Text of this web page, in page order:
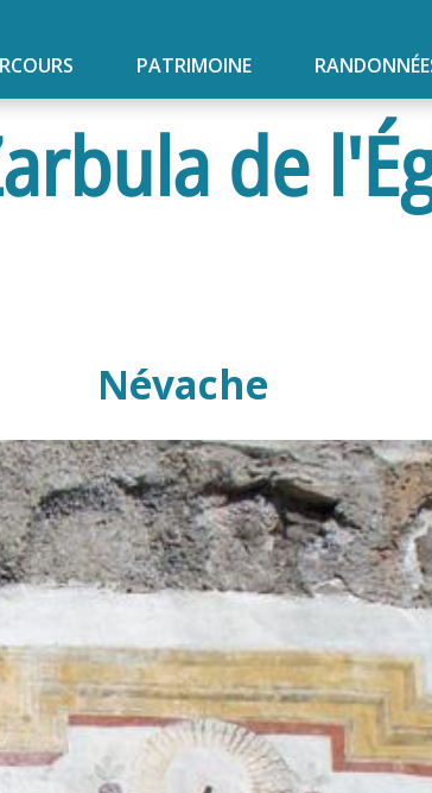
PATRIMOINE
de
Névache